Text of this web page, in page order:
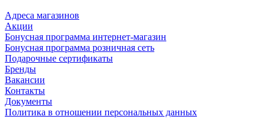
Адреса магазинов
Акции
Бонусная программа интернет-магазин
Бонусная программа розничная сеть
Подарочные сертификаты
Бренды
Вакансии
Контакты
Документы
Политика в отношении персональных данных